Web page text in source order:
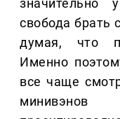
свобода брать
думая, что
Именно
все чаще